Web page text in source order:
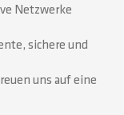
Netzwerke
sichere und
uns auf eine